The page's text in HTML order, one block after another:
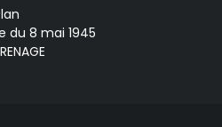
du 8 mai 1945